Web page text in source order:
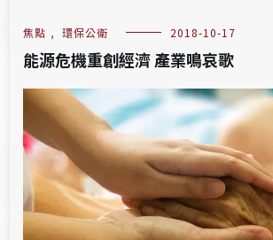
焦點 , 環保公衛 2018-10-17
能源危機重創經濟 產業鳴哀歌